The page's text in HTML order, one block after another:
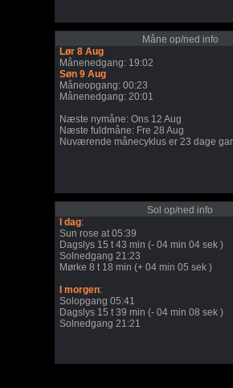
Måne op/ned info
Lør 8 Aug
Månenedgang: 19:02
Søn 9 Aug
Måneopgang: 00:23
Månenedgang: 20:01
Næste nymåne: Ons 12 Aug
Næste fuldmåne: Fre 28 Aug
Nuværende månecyklus er 23 dage
Sol op/ned info
I dag:
Sun rose at 05:39
Dagslys 15 t 43 min (- 04 min 04 sek )
Solnedgang 21:23
Mørke 8 t 18 min (+ 04 min 05 sek )
I morgen:
Solopgang 05:41
Dagslys 15 t 39 min (- 04 min 08 sek )
Solnedgang 21:21